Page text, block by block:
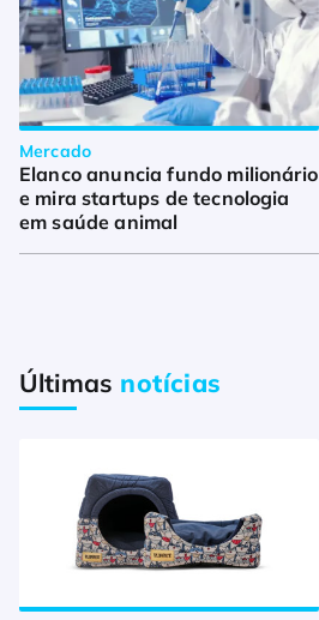
Mercado
Elanco anuncia fundo milionário
e mira startups de tecnologia
em saúde animal
Últimas notícias